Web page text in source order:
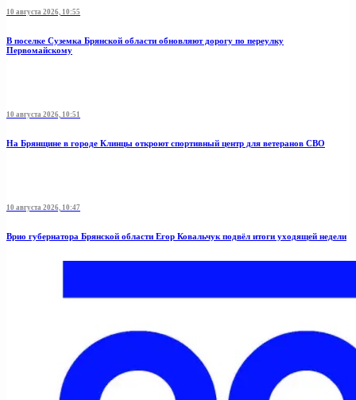
10 августа 2026, 10:55
В поселке Суземка Брянской области обновляют дорогу по переулку
Первомайскому
10 августа 2026, 10:51
На Брянщине в городе Клинцы откроют спортивный центр для ветеранов СВО
10 августа 2026, 10:47
Врио губернатора Брянской области Егор Ковальчук подвёл итоги уходящей недели